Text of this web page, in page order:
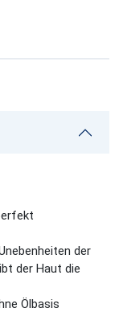
der
der Haut die
Ölbasis